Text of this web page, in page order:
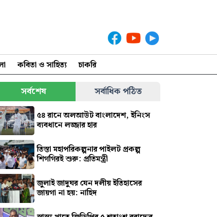
কবিতা ও সাহিত্য চাকরি
সর্বশেষ সর্বাধিক পঠিত
৫৪ রানে অলআউট বাংলাদেশ, ইনিংস
ব্যবধানে লজ্জার হার
তিস্তা মহাপরিকল্পনার পাইলট প্রকল্প
শিগগিরই শুরু: প্রতিমন্ত্রী
জুলাই জাদুঘর যেন দলীয় ইতিহাসের
জায়গা না হয়: নাহিদ